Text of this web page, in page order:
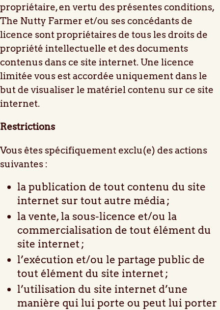
propriétaire, en vertu des présentes conditions,
The Nutty Farmer et/ou ses concédants de
licence sont propriétaires de tous les droits de
propriété intellectuelle et des documents
contenus dans ce site internet. Une licence
limitée vous est accordée uniquement dans le
but de visualiser le matériel contenu sur ce site
internet.
Restrictions
Vous êtes spécifiquement exclu(e) des actions
suivantes :
la publication de tout contenu du site
internet sur tout autre média ;
la vente, la sous-licence et/ou la
commercialisation de tout élément du
site internet ;
l’exécution et/ou le partage public de
tout élément du site internet ;
l’utilisation du site internet d’une
manière qui lui porte ou peut lui porter